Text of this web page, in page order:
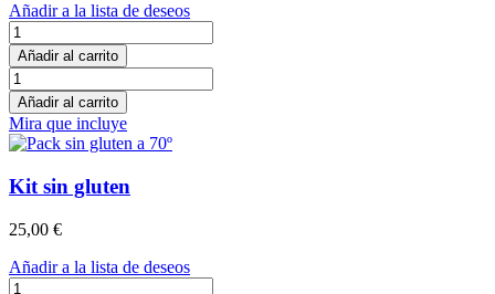
Añadir a la lista de deseos
Pack
desayuno
Satori
cantidad
Añadir al carrito
Pack
desayuno
Satori
cantidad
Añadir al carrito
Mira que incluye
Kit sin gluten
25,00 €
Añadir a la lista de deseos
Kit